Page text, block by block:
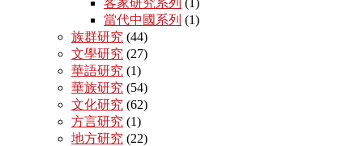
當代中國系列 (1)
族群研究 (44)
文學研究 (27)
華語研究 (1)
華族研究 (54)
文化研究 (62)
方言研究 (1)
地方研究 (22)